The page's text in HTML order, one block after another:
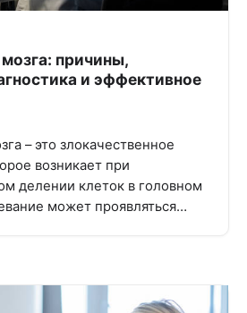
причины,
и эффективное
– это злокачественное
возникает при
делении клеток в головном
может проявляться…